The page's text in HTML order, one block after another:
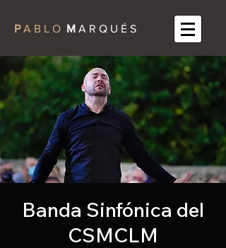
PA B L O M A R Q U É S
Banda Sinfónica del
CSMCLM